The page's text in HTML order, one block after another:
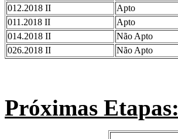
012.2018 II
Apto
011.2018 II
Apto
014.2018 II
Não Apto
026.2018 II
Não Apto
Próximas Etapas: